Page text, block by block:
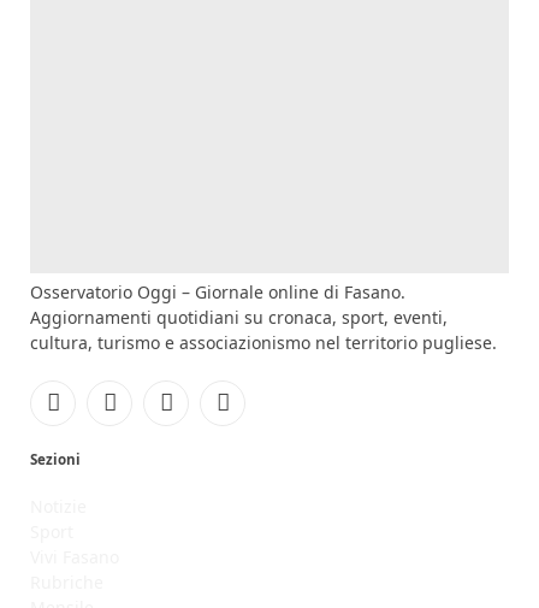
Osservatorio Oggi – Giornale online di Fasano.
Aggiornamenti quotidiani su cronaca, sport, eventi,
cultura, turismo e associazionismo nel territorio pugliese.
FacebookInstagramYouTubeRSS
Sezioni